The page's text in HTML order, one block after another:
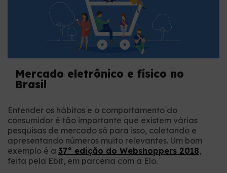
Mercado eletrônico e físico no
Brasil
Entender os hábitos e o comportamento do
consumidor é tão importante que existem várias
pesquisas de mercado só para isso, coletando e
apresentando números muito relevantes. Um bom
exemplo é a 37° edição do Webshoppers 2018,
feita pela Ebit, em parceria com a Elo.